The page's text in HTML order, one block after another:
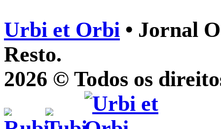
Urbi et Orbi • Jornal
Resto.
2026 © Todos os